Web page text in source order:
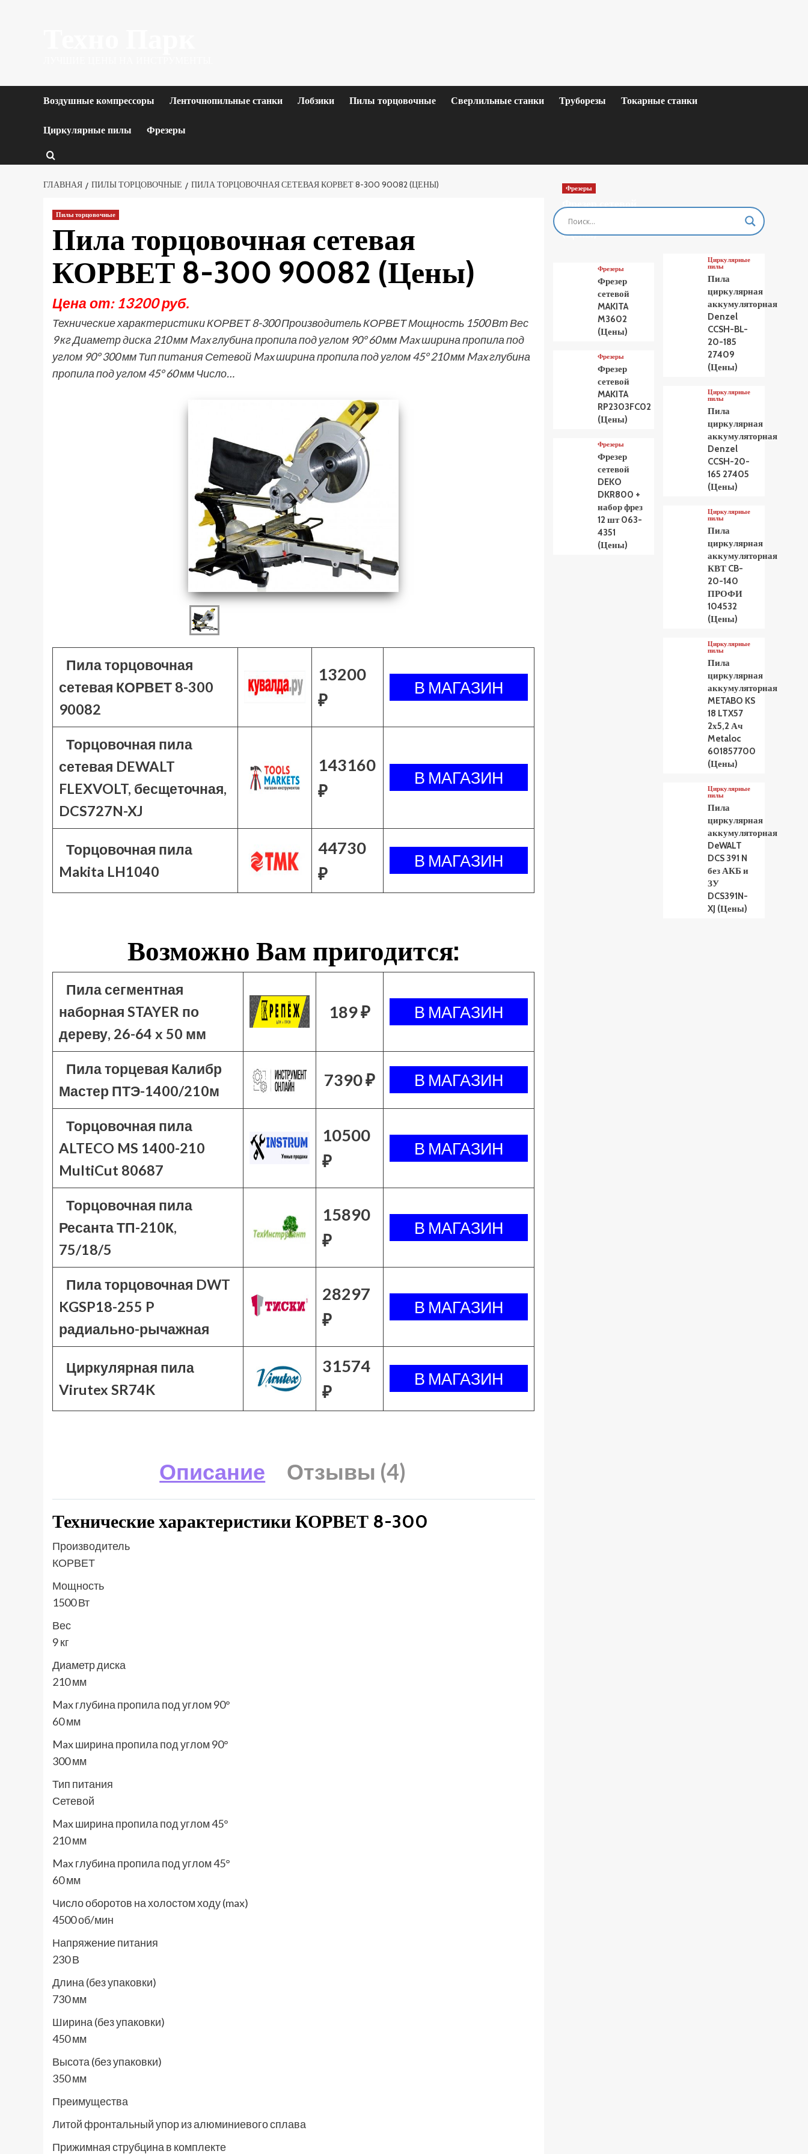
Воздушные компрессоры Ленточнопильные станки Лобзики Пилы торцовочные Сверлильные станки Труборезы Токарные станки
Циркулярные пилы Фрезеры
ГЛАВНАЯ ПИЛЫ ТОРЦОВОЧНЫЕ ПИЛА ТОРЦОВОЧНАЯ СЕТЕВАЯ КОРВЕТ 8-300 90082 (ЦЕНЫ)
Пилы торцовочные
Пила торцовочная сетевая
КОРВЕТ 8-300 90082 (Цены)
Цена от: 13200 руб.
Технические характеристики КОРВЕТ 8-300 Производитель КОРВЕТ Мощность 1500 Вт Вес
9 кг Диаметр диска 210 мм Max глубина пропила под углом 90° 60 мм Max ширина пропила под
углом 90° 300 мм Тип питания Сетевой Max ширина пропила под углом 45° 210 мм Max глубина
пропила под углом 45° 60 мм Число…
Пила торцовочная
сетевая КОРВЕТ 8-300
90082
13200
₽
Торцовочная пила
сетевая DEWALT
FLEXVOLT, бесщеточная,
DCS727N-XJ
143160
₽
Торцовочная пила
Makita LH1040
44730
₽
Возможно Вам пригодится:
Пила сегментная
наборная STAYER по
дереву, 26-64 x 50 мм
189 ₽
Пила торцевая Калибр
Мастер ПТЭ-1400/210м
7390 ₽
Торцовочная пила
ALTECO MS 1400-210
MultiCut 80687
10500
₽
Торцовочная пила
Ресанта ТП-210К,
75/18/5
15890
₽
Пила торцовочная DWT
KGSP18-255 P
радиально-рычажная
28297
₽
Циркулярная пила
Virutex SR74K
31574
₽
Описание Отзывы (4)
Технические характеристики КОРВЕТ 8-300
Производитель
КОРВЕТ
Мощность
1500 Вт
Вес
9 кг
Диаметр диска
210 мм
Max глубина пропила под углом 90°
60 мм
Max ширина пропила под углом 90°
300 мм
Тип питания
Сетевой
Max ширина пропила под углом 45°
210 мм
Max глубина пропила под углом 45°
60 мм
Число оборотов на холостом ходу (max)
4500 об/мин
Напряжение питания
230 В
Длина (без упаковки)
730 мм
Ширина (без упаковки)
450 мм
Высота (без упаковки)
350 мм
Преимущества
Литой фронтальный упор из алюминиевого сплава
Прижимная струбцина в комплекте
Фрезеры
Фрезер сетевой
MAKITA M3601
(Цены)
Фрезеры
Фрезер
сетевой
MAKITA
M3602
(Цены)
Фрезеры
Фрезер
сетевой
MAKITA
RP2303FC02
(Цены)
Фрезеры
Фрезер
сетевой
DEKO
DKR800 +
набор фрез
12 шт 063-
4351
(Цены)
Циркулярные
пилы
Пила
циркулярная
аккумуляторная
Denzel
CCSH-BL-
20-185
27409
(Цены)
Циркулярные
пилы
Пила
циркулярная
аккумуляторная
Denzel
CCSH-20-
165 27405
(Цены)
Циркулярные
пилы
Пила
циркулярная
аккумуляторная
КВТ CB-
20-140
ПРОФИ
104532
(Цены)
Циркулярные
пилы
Пила
циркулярная
аккумуляторная
METABO KS
18 LTX57
2х5,2 Ач
Metaloc
601857700
(Цены)
Циркулярные
пилы
Пила
циркулярная
аккумуляторная
DeWALT
DCS 391 N
без АКБ и
ЗУ
DCS391N-
XJ (Цены)